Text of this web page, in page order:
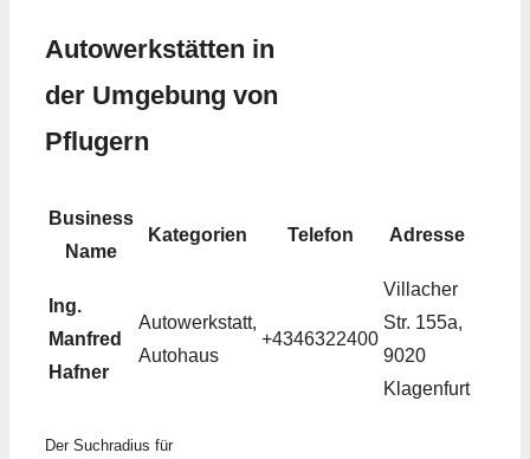
Autowerkstätten in
der Umgebung von
Pflugern
Business
Name
Kategorien Telefon Adresse
Ing.
Manfred
Hafner
Autowerkstatt,
Autohaus
+4346322400
Villacher
Str. 155a,
9020
Klagenfurt
Der Suchradius für